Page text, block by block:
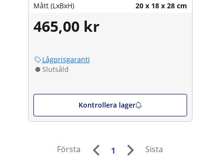
Mått (LxBxH) 20 x 18 x 28 cm
465,00 kr
Lågprisgaranti
Slutsåld
Kontrollera lager
Första 1 Sista